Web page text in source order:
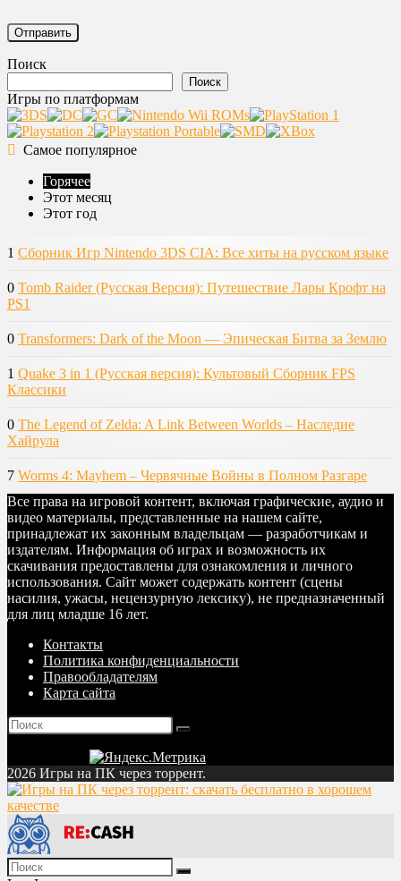
Поиск
Поиск
Игры по платформам
Самое популярное
Горячее
Этот месяц
Этот год
1 Сборник Игр Nintendo 3DS CIA: Все хиты на русском языке
0 Tomb Raider (Русская Версия): Путешествие Лары Крофт на
PS1
0 Transformers: Dark of the Moon — Эпическая Битва за Землю
1 Quake 3 in 1 (Русская версия): Культовый Сборник FPS
Классики
0 The Legend of Zelda: A Link Between Worlds – Наследие
Хайрула
7 Worms 4: Mayhem – Червячные Войны в Полном Разгаре
Все права на игровой контент, включая графические, аудио и
видео материалы, представленные на нашем сайте,
принадлежат их законным владельцам — разработчикам и
издателям. Информация об играх и возможность их
скачивания предоставлены для ознакомления и личного
использования. Сайт может содержать контент (сцены
насилия, ужасы, нецензурную лексику), не предназначенный
для лиц младше 16 лет.
Контакты
Политика конфиденциальности
Правообладателям
Карта сайта
2026 Игры на ПК через торрент.